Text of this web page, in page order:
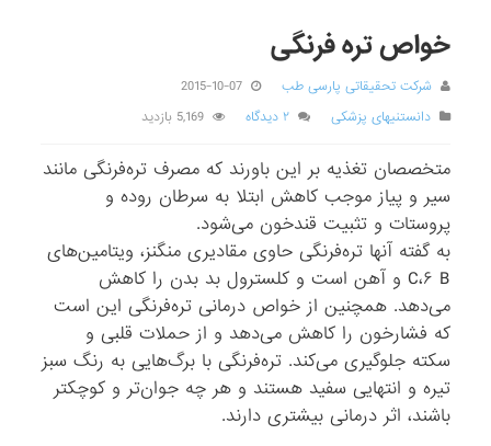
خواص تره فرنگی
شرکت تحقیقاتی پارسی طب
2015-10-07
دانستنیهای پزشکی
۲ دیدگاه 5,169 بازدید
متخصصان تغذیه بر این باورند که مصرف تره‌فرنگی مانند
سیر و پیاز موجب کاهش ابتلا به سرطان روده و
پروستات و تثبیت قندخون می‌شود.
به گفته آنها تره‌فرنگی حاوی مقادیری منگنز، ویتامین‌های
C،۶ B و آهن است و کلسترول بد بدن را کاهش
می‌دهد. همچنین از خواص درمانی تره‌فرنگی این است
که فشارخون را کاهش می‌دهد و از حملات قلبی و
سکته جلوگیری می‌کند. تره‌فرنگی با برگ‌هایی به رنگ سبز
تیره و انتهایی سفید هستند و هر چه جوا‌ن‌تر و کوچکتر
باشند، اثر درمانی بیشتری دارند.